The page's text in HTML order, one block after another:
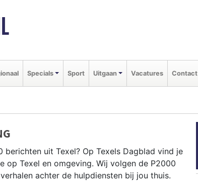
Specials Sport Uitgaan Vacatures Contact
berichten uit Texel? Op Texels Dagblad vind je
op Texel en omgeving. Wij volgen de P2000
achter de hulpdiensten bij jou thuis.